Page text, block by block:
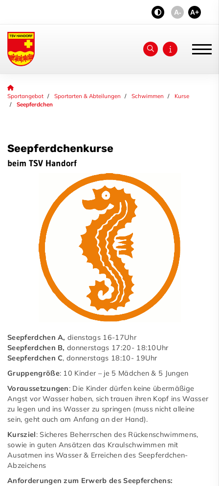
A- A+
Sportangebot Sportarten & Abteilungen Schwimmen
Kurse
Seepferdchen
Seepferdchenkurse
beim TSV Handorf
Seepferdchen A,dienstags 16-17Uhr
Seepferdchen B, donnerstags 17:20- 18:10Uhr
Seepferdchen C, donnerstags 18:10- 19Uhr
Gruppengröße: 10 Kinder – je 5 Mädchen & 5 Jungen
Voraussetzungen: Die Kinder dürfen keine übermäßige
Angst vor Wasser haben, sich trauen ihren Kopf ins Wasser
zu legen und ins Wasser zu springen (muss nicht alleine
sein, geht auch am Anfang an der Hand).
Kursziel: Sicheres Beherrschen des Rückenschwimmens,
sowie in guten Ansätzen das Kraulschwimmen mit
Ausatmen ins Wasser & Erreichen des Seepferdchen-
Abzeichens
Anforderungen zum Erwerb des Seepferchens:
News
aktiv - fit & gesund
Deinen Sport finden
Sportarten & Abteilungen
Baby-FIT
Badminton
Basketball
Fußball-Junioren
Fußball-Senioren
Judo
Karate
Leichtathletik
Schwimmen
News